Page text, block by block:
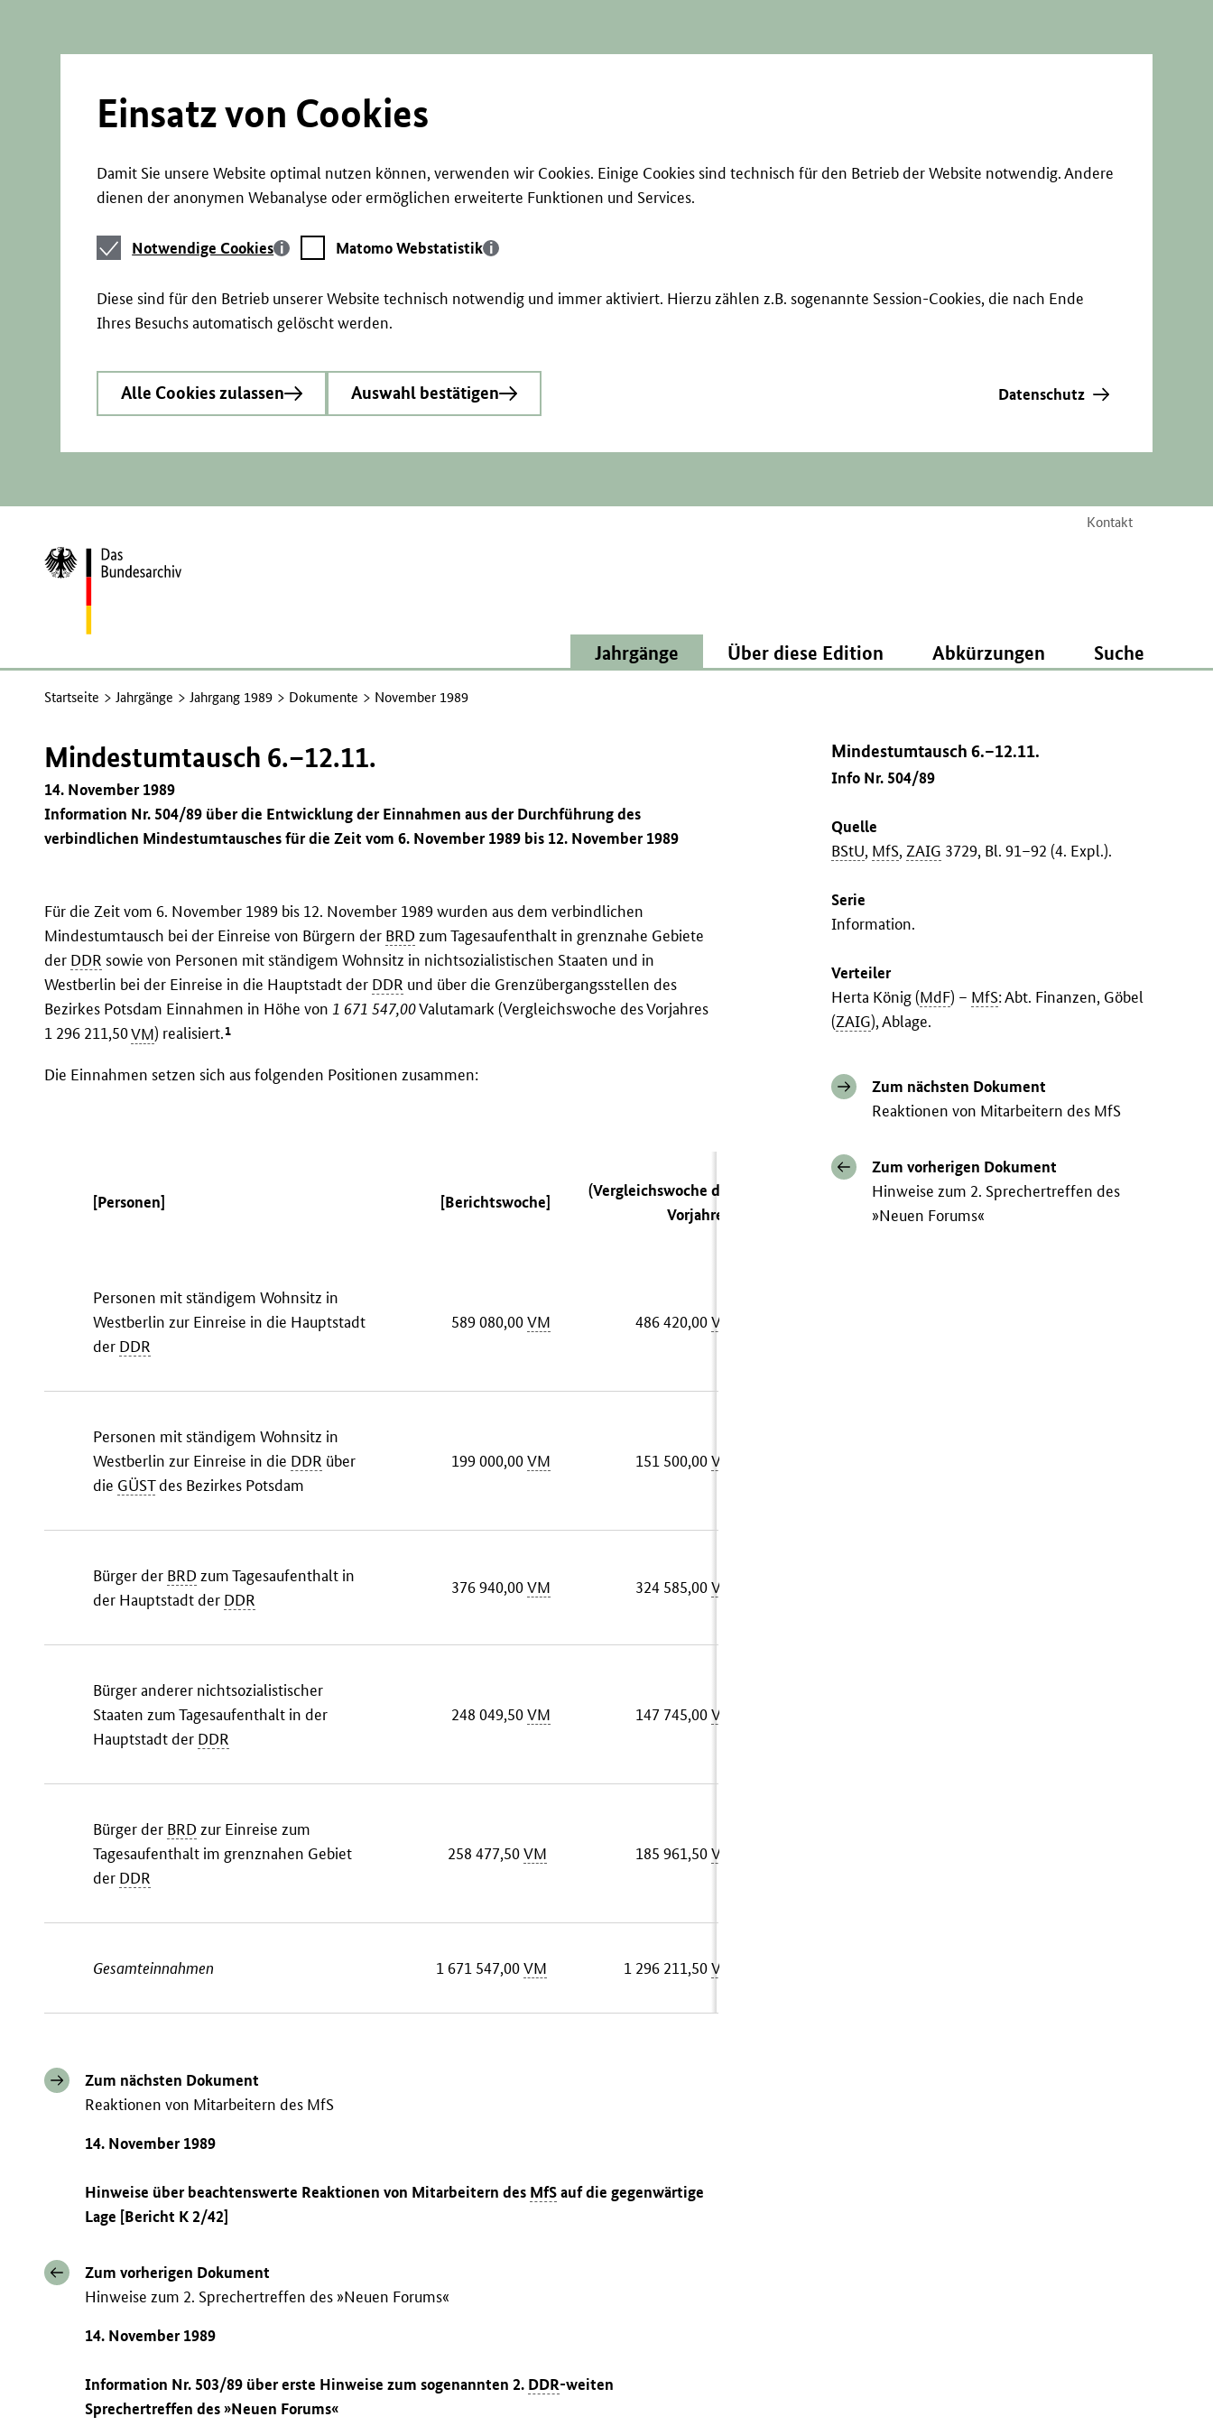
Einsatz von Cookies
Damit Sie unsere Website optimal nutzen können, verwenden wir Cookies. Einige Cookies sind technisch für den Betrieb der Website notwendig. Andere
dienen der anonymen Webanalyse oder ermöglichen erweiterte Funktionen und Services.
Notwendige
Cookies
Notwendige Cookies
Matomo
Webstatistik
Matomo Webstatistik
Diese sind für den Betrieb unserer Website technisch notwendig und immer aktiviert. Hierzu zählen z.B. sogenannte Session-Cookies, die nach Ende
Ihres Besuchs automatisch gelöscht werden.
Alle Cookies zulassen Auswahl bestätigen Datenschutz
Kontakt
Zur
Startseite
Jahrgänge Über diese Edition Abkürzungen Suche
Startseite Jahrgänge Jahrgang 1989 Dokumente November 1989
Mindestumtausch 6.–12.11.
Info Nr. 504/89
Quelle
BStU, MfS,ZAIG 3729, Bl. 91–92 (4. Expl.).
Serie
Information.
Verteiler
Herta König (MdF) – MfS: Abt. Finanzen, Göbel
(ZAIG), Ablage.
Zum nächsten Dokument
Reaktionen von Mitarbeitern des MfS
Zum vorherigen Dokument
Hinweise zum 2. Sprechertreffen des
»Neuen Forums«
Mindestumtausch 6.–12.11.
14. November 1989
Information Nr. 504/89 über die Entwicklung der Einnahmen aus der Durchführung des
verbindlichen Mindestumtausches für die Zeit vom 6. November 1989 bis 12. November 1989
Für die Zeit vom 6. November 1989 bis 12. November 1989 wurden aus dem verbindlichen
Mindestumtausch bei der Einreise von Bürgern der BRD zum Tagesaufenthalt in grenznahe Gebiete
der DDR sowie von Personen mit ständigem Wohnsitz in nichtsozialistischen Staaten und in
Westberlin bei der Einreise in die Hauptstadt der DDR und über die Grenzübergangsstellen des
Bezirkes Potsdam Einnahmen in Höhe von1 671 547,00Valutamark (Vergleichswoche des Vorjahres
1 296 211,50VM) realisiert.1
Die Einnahmen setzen sich aus folgenden Positionen zusammen:
[Personen] [Berichtswoche]
(Vergleichswoche des
Vorjahres)
Personen mit ständigem Wohnsitz in
Westberlin zur Einreise in die Hauptstadt
der DDR
589 080,00VM 486 420,00VM
Personen mit ständigem Wohnsitz in
Westberlin zur Einreise in die DDR über
die GÜSTdes Bezirkes Potsdam
199 000,00VM 151 500,00VM
Bürger der BRD zum Tagesaufenthalt in
der Hauptstadt der DDR
376 940,00VM 324 585,00VM
Bürger anderer nichtsozialistischer
Staaten zum Tagesaufenthalt in der
Hauptstadt der DDR
248 049,50VM 147 745,00VM
Bürger der BRD zur Einreise zum
Tagesaufenthalt im grenznahen Gebiet
der DDR
258 477,50VM 185 961,50VM
Gesamteinnahmen 1 671 547,00VM 1 296 211,50VM
Zum nächsten Dokument
Reaktionen von Mitarbeitern des MfS
14. November 1989
Hinweise über beachtenswerte Reaktionen von Mitarbeitern des MfSauf die gegenwärtige
Lage [Bericht K 2/42]
Zum vorherigen Dokument
Hinweise zum 2. Sprechertreffen des »Neuen Forums«
14. November 1989
Information Nr. 503/89 über erste Hinweise zum sogenannten 2. DDR-weiten
Sprechertreffen des »Neuen Forums«